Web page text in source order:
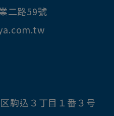
二路59號
駒込３丁目１番３号